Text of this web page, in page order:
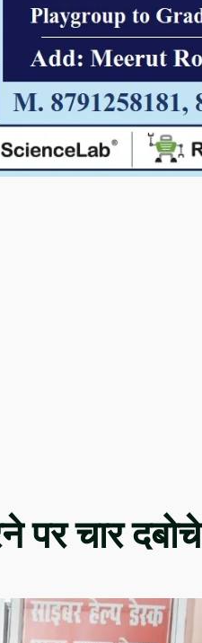
पर चार दबोचे